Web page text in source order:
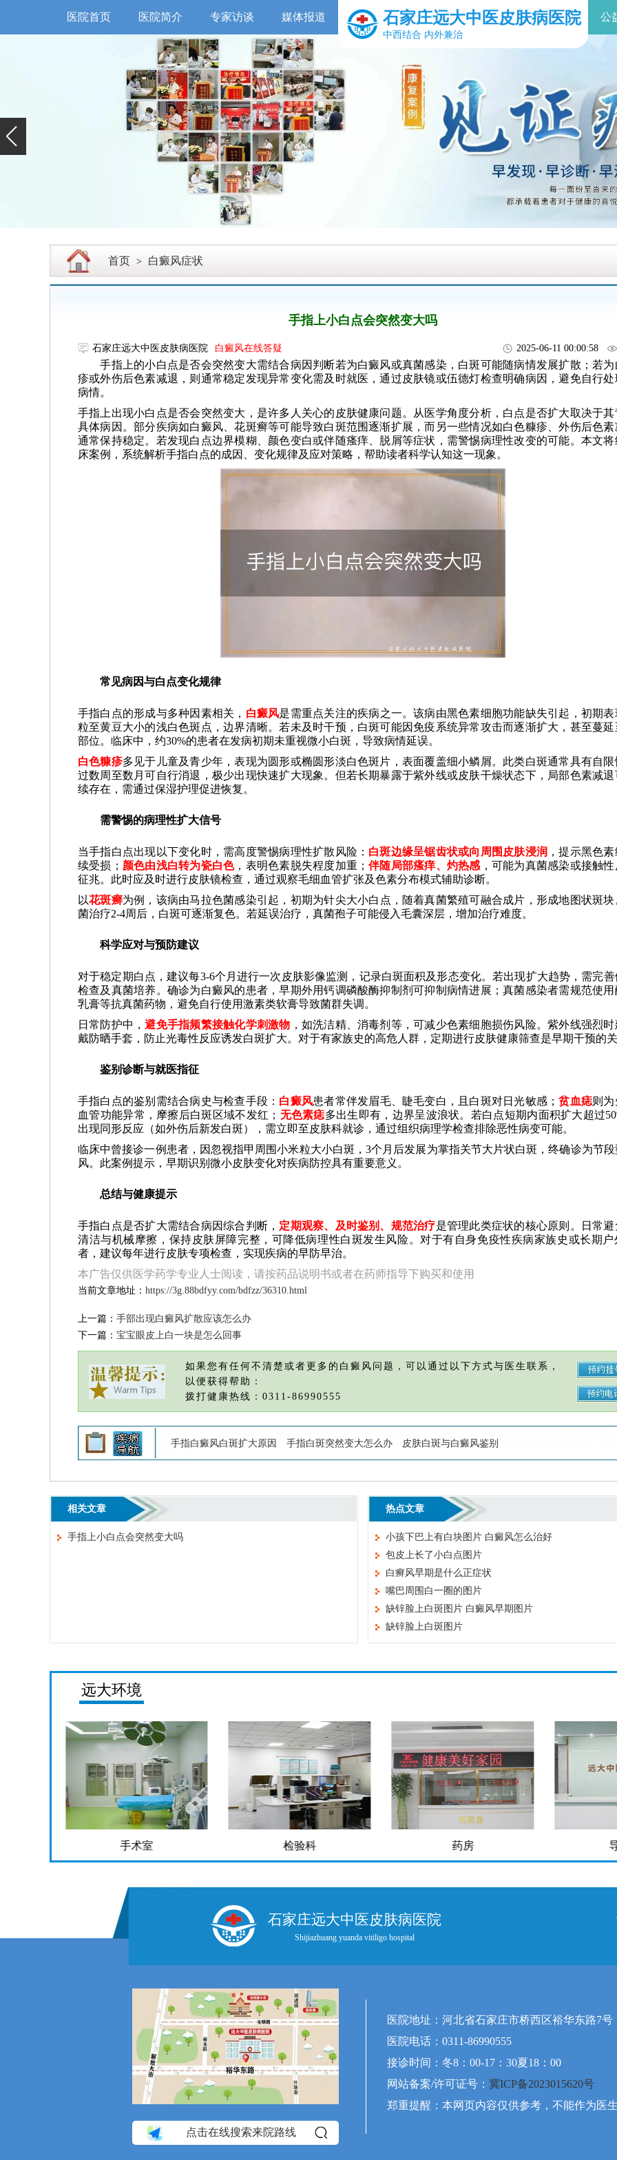
医院首页 医院简介 专家访谈 媒体报道 石家庄远大中医皮肤病医院
中西结合 内外兼治
公
首页 > 白癜风症状
手指上小白点会突然变大吗
石家庄远大中医皮肤病医院 白癜风在线答疑 2025-06-11 00:00:58
手指上的小白点是否会突然变大需结合病因判断若为白癜风或真菌感染，白斑可能随病情发展扩散；若为
疹或外伤后色素减退，则通常稳定发现异常变化需及时就医，通过皮肤镜或伍德灯检查明确病因，避免自行处
病情。
手指上出现小白点是否会突然变大，是许多人关心的皮肤健康问题。从医学角度分析，白点是否扩大取决于其
具体病因。部分疾病如白癜风、花斑癣等可能导致白斑范围逐渐扩展，而另一些情况如白色糠疹、外伤后色素
通常保持稳定。若发现白点边界模糊、颜色变白或伴随瘙痒、脱屑等症状，需警惕病理性改变的可能。本文将
床案例，系统解析手指白点的成因、变化规律及应对策略，帮助读者科学认知这一现象。
常见病因与白点变化规律
手指白点的形成与多种因素相关， 白癜风是需重点关注的疾病之一。该病由黑色素细胞功能缺失引起，初期
粒至黄豆大小的浅白色斑点，边界清晰。若未及时干预，白斑可能因免疫系统异常攻击而逐渐扩大，甚至蔓延
部位。临床中，约30%的患者在发病初期未重视微小白斑，导致病情延误。
白色糠疹多见于儿童及青少年，表现为圆形或椭圆形淡白色斑片，表面覆盖细小鳞屑。此类白斑通常具有自限
过数周至数月可自行消退，极少出现快速扩大现象。但若长期暴露于紫外线或皮肤干燥状态下，局部色素减退
续存在，需通过保湿护理促进恢复。
需警惕的病理性扩大信号
当手指白点出现以下变化时，需高度警惕病理性扩散风险： 白斑边缘呈锯齿状或向周围皮肤浸润 ，提示黑色
续受损； 颜色由浅白转为瓷白色，表明色素脱失程度加重；伴随局部瘙痒、灼热感 ，可能为真菌感染或接触
征兆。此时应及时进行皮肤镜检查，通过观察毛细血管扩张及色素分布模式辅助诊断。
以花斑癣为例，该病由马拉色菌感染引起，初期为针尖大小白点，随着真菌繁殖可融合成片，形成地图状斑块
菌治疗2-4周后，白斑可逐渐复色。若延误治疗，真菌孢子可能侵入毛囊深层，增加治疗难度。
科学应对与预防建议
对于稳定期白点，建议每3-6个月进行一次皮肤影像监测，记录白斑面积及形态变化。若出现扩大趋势，需完
检查及真菌培养。确诊为白癜风的患者，早期外用钙调磷酸酶抑制剂可抑制病情进展；真菌感染者需规范使用
乳膏等抗真菌药物，避免自行使用激素类软膏导致菌群失调。
日常防护中，避免手指频繁接触化学刺激物 ，如洗洁精、消毒剂等，可减少色素细胞损伤风险。紫外线强烈
戴防晒手套，防止光毒性反应诱发白斑扩大。对于有家族史的高危人群，定期进行皮肤健康筛查是早期干预的
鉴别诊断与就医指征
手指白点的鉴别需结合病史与检查手段： 白癜风患者常伴发眉毛、睫毛变白，且白斑对日光敏感；贫血痣则
血管功能异常，摩擦后白斑区域不发红； 无色素痣多出生即有，边界呈波浪状。若白点短期内面积扩大超过
出现同形反应（如外伤后新发白斑），需立即至皮肤科就诊，通过组织病理学检查排除恶性病变可能。
临床中曾接诊一例患者，因忽视指甲周围小米粒大小白斑，3个月后发展为掌指关节大片状白斑，终确诊为节
风。此案例提示，早期识别微小皮肤变化对疾病防控具有重要意义。
总结与健康提示
手指白点是否扩大需结合病因综合判断， 定期观察、及时鉴别、规范治疗是管理此类症状的核心原则。日常
清洁与机械摩擦，保持皮肤屏障完整，可降低病理性白斑发生风险。对于有自身免疫性疾病家族史或长期户
者，建议每年进行皮肤专项检查，实现疾病的早防早治。
本广告仅供医学药学专业人士阅读，请按药品说明书或者在药师指导下购买和使用
当前文章地址： https://3g.88bdfyy.com/bdfzz/36310.html
上一篇： 手部出现白癜风扩散应该怎么办
下一篇： 宝宝眼皮上白一块是怎么回事
如果您有任何不清楚或者更多的白癜风问题，可以通过以下方式与医生联系，
以便获得帮助：
拨打健康热线：0311-86990555
手指白癜风白斑扩大原因 手指白斑突然变大怎么办 皮肤白斑与白癜风鉴别
相关文章
手指上小白点会突然变大吗
热点文章
小孩下巴上有白块图片 白癜风怎么治好
包皮上长了小白点图片
白癣风早期是什么正症状
嘴巴周围白一圈的图片
缺锌脸上白斑图片 白癜风早期图片
缺锌脸上白斑图片
远大环境
检验科 药房 导医台
石家庄远大中医皮肤病医院
Shijiazhuang yuanda vitiligo hospital
点击在线搜索来院路线
医院地址：河北省石家庄市桥西区裕华东路7号
医院电话：0311-86990555
接诊时间：冬8：00-17：30夏18：00
网站备案/许可证号： 冀ICP备2023015620号
郑重提醒：本网页内容仅供参考，不能作为医